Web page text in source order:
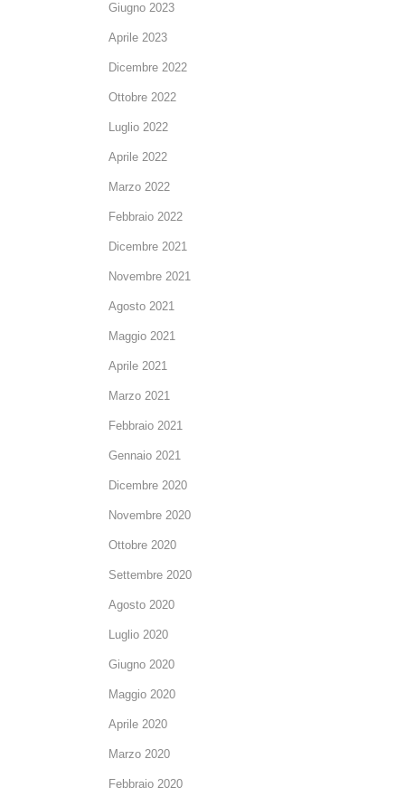
Giugno 2023
Aprile 2023
Dicembre 2022
Ottobre 2022
Luglio 2022
Aprile 2022
Marzo 2022
Febbraio 2022
Dicembre 2021
Novembre 2021
Agosto 2021
Maggio 2021
Aprile 2021
Marzo 2021
Febbraio 2021
Gennaio 2021
Dicembre 2020
Novembre 2020
Ottobre 2020
Settembre 2020
Agosto 2020
Luglio 2020
Giugno 2020
Maggio 2020
Aprile 2020
Marzo 2020
Febbraio 2020